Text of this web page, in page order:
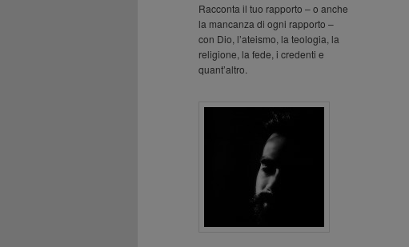
Racconta il tuo rapporto – o anche
la mancanza di ogni rapporto –
con Dio, l’ateismo, la teologia, la
religione, la fede, i credenti e
quant’altro.